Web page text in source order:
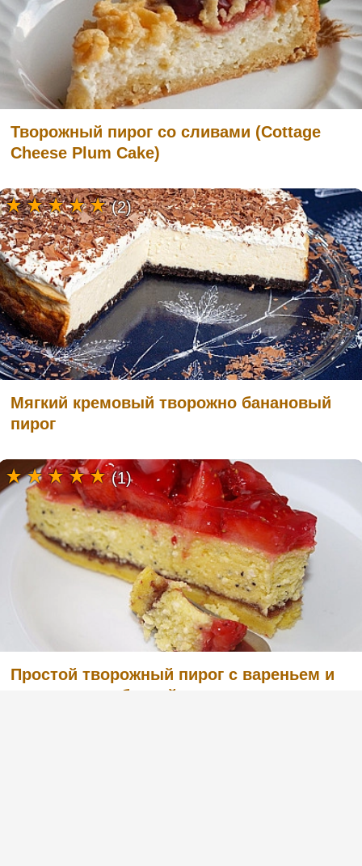
Творожный пирог со сливами (Cottage
Cheese Plum Cake)
Мягкий кремовый творожно банановый
пирог
(2)
Простой творожный пирог с вареньем и
ягодами - клубникой
(1)